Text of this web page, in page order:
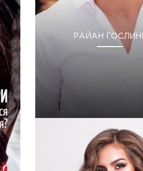
РАЙАН ГОСЛИНГ